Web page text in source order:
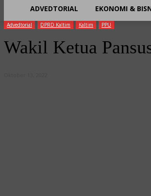
ADVEDTORIAL EKONOMI &
Advedtorial DPRD Kaltim Kaltim PPU
Wakil Ketua